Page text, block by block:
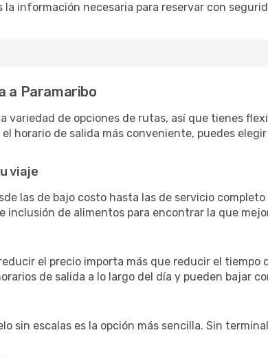
información necesaria para reservar con
a Paramaribo
variedad de opciones de rutas, así que tienes
horario de salida más conveniente, puedes
viaje
las de bajo costo hasta las de servicio
inclusión de alimentos para encontrar la que
el precio importa más que reducir el tiempo
de salida a lo largo del día y pueden bajar
sin escalas es la opción más sencilla. Sin